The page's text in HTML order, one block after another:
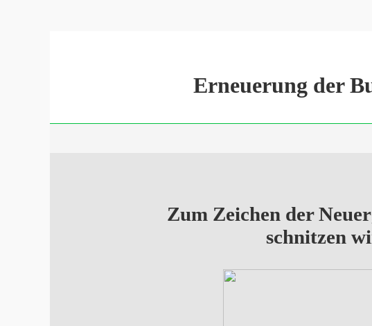
Erneuerung der
Zum Zeichen der
schnitzen